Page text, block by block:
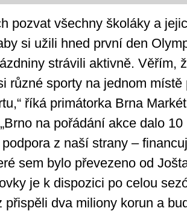
pozvat všechny školáky a
si užili hned první den
strávili aktivně. Věřím,
různé sporty na jednom místě
říká primátorka Brna
na pořádání akce dalo
z naší strany –
sem bylo převezeno od
je k dispozici po celou
přispěli dva miliony korun a